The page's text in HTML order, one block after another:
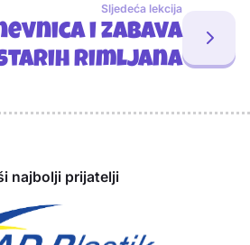
Sljedeća lekcija
i zabava
Rimljana
najbolji prijatelji